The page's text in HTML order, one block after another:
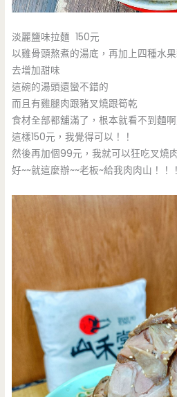
淡麗鹽味拉麵 150元
以雞骨頭熬煮的湯底，再加上四種水
去增加甜味
這碗的湯頭還蠻不錯的
而且有雞腿肉跟豬叉燒跟筍乾
食材全部都舖滿了，根本就看不到麵啊
這樣150元，我覺得可以！！
然後再加個99元，我就可以狂吃叉燒
好~~就這麼辦~~老板~給我肉肉山！！！